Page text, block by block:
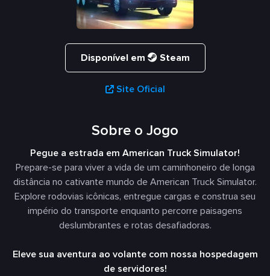
Disponível em Steam
Site Oficial
Sobre o Jogo
Pegue a estrada em American Truck Simulator!
Prepare-se para viver a vida de um caminhoneiro de longa
distância no cativante mundo de American Truck Simulator.
Explore rodovias icônicas, entregue cargas e construa seu
império do transporte enquanto percorre paisagens
deslumbrantes e rotas desafiadoras.
Eleve sua aventura ao volante com nossa hospedagem
de servidores!